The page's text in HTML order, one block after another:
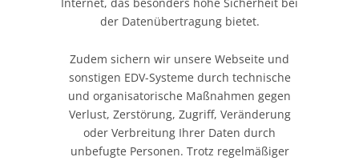
der Datenübertragung bietet.
Zudem sichern wir unsere Webseite und
sonstigen EDV-Systeme durch technische
und organisatorische Maßnahmen gegen
Verlust, Zerstörung, Zugriff, Veränderung
oder Verbreitung Ihrer Daten durch
unbefugte Personen. Trotz regelmäßiger